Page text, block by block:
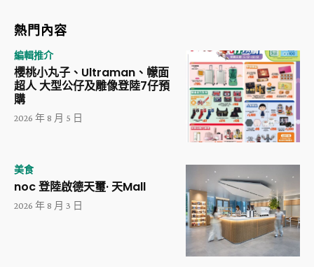
熱門內容
編輯推介
櫻桃小丸子、Ultraman、幪面
超人 大型公仔及雕像登陸7仔預
購
2026 年 8 月 5 日
美食
noc 登陸啟德天璽· 天Mall
2026 年 8 月 3 日